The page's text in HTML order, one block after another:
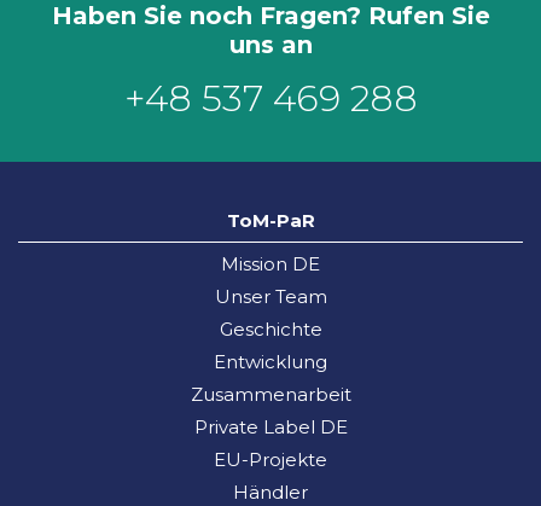
Haben Sie noch Fragen? Rufen Sie
uns an
+48 537 469 288
ToM-PaR
Mission DE
Unser Team
Geschichte
Entwicklung
Zusammenarbeit
Private Label DE
EU-Projekte
Händler